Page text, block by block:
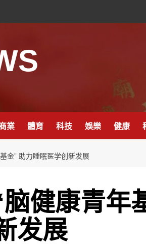
業 體育 科技 娛樂 健康
金” 助力睡眠医学创新发展
健康青年
发展